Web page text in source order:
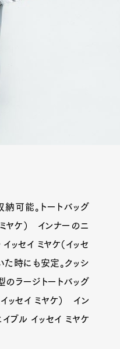
納可能。トートバッグ
ヤケ） インナーのニ
セイ ミヤケ（イッセ
時にも安定。クッシ
ラージトートバッグ
ッセイ ミヤケ） イン
ブル イッセイ ミヤケ